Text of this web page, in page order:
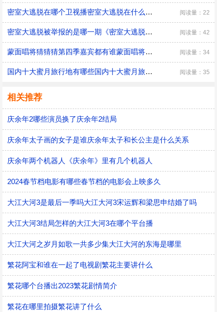
密室大逃脱在哪个卫视播密室大逃脱在什么地方播 阅读量：22
密室大逃脱被举报的是哪一期《密室大逃脱》节目介绍 阅读量：42
蒙面唱将猜猜猜第四季嘉宾都有谁蒙面唱将猜猜猜4有哪些主要嘉宾 阅读量：34
国内十大蜜月旅行地有哪些国内十大蜜月旅行地有什么 阅读量：35
相关推荐
庆余年2哪些演员换了庆余年2结局
庆余年太子画的女子是谁庆余年太子和长公主是什么关系
庆余年两个机器人《庆余年》里有几个机器人
2024春节档电影有哪些春节档的电影会上映多久
大江大河3是最后一季吗大江大河3宋运辉和梁思申结婚了吗
大江大河3结局怎样的大江大河3在哪个平台播
大江大河之岁月如歌一共多少集大江大河的东海是哪里
繁花阿宝和谁在一起了电视剧繁花主要讲什么
繁花哪个台播出2023繁花剧情简介
繁花在哪里拍摄繁花讲了什么